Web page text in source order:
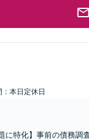
本日定休日
特化】事前の債務調